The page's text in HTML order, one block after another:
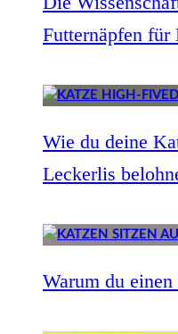
Futternäpfen für
Wie du deine
Leckerlis
Warum du